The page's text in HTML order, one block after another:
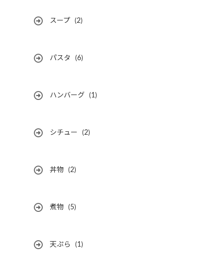
スープ (2)
パスタ (6)
ハンバーグ (1)
シチュー (2)
丼物 (2)
煮物 (5)
天ぷら (1)